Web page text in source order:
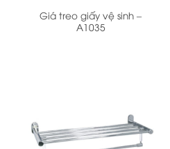
Giá treo giấy vệ sinh –
A1035